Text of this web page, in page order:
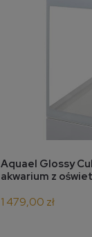
Aquael Glossy
akwarium z
1 479,00 zł